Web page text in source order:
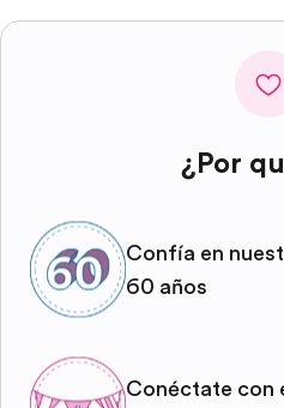
¿Por
Confía en
60 años
Conéctate con